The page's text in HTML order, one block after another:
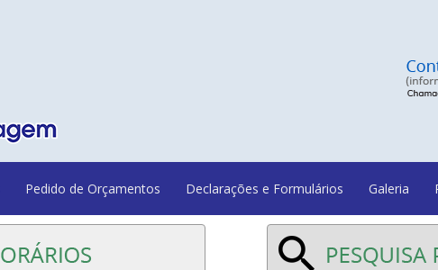
Pedido de Orçamentos Declarações e Formulários Galeria